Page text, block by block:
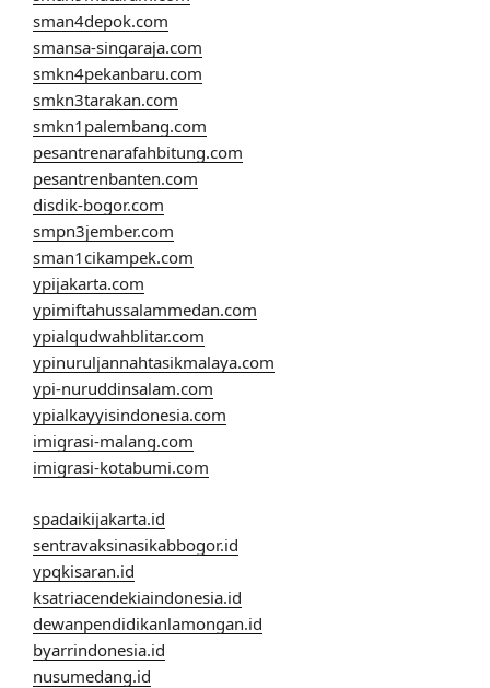
sman4depok.com
smansa-singaraja.com
smkn4pekanbaru.com
smkn3tarakan.com
smkn1palembang.com
pesantrenarafahbitung.com
pesantrenbanten.com
disdik-bogor.com
smpn3jember.com
sman1cikampek.com
ypijakarta.com
ypimiftahussalammedan.com
ypialqudwahblitar.com
ypinuruljannahtasikmalaya.com
ypi-nuruddinsalam.com
ypialkayyisindonesia.com
imigrasi-malang.com
imigrasi-kotabumi.com
spadaikijakarta.id
sentravaksinasikabbogor.id
ypqkisaran.id
ksatriacendekiaindonesia.id
dewanpendidikanlamongan.id
byarrindonesia.id
nusumedang.id